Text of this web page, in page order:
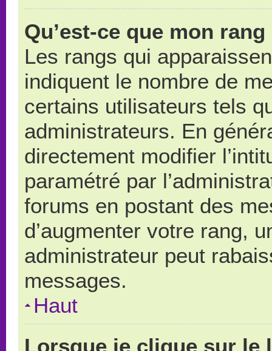
Qu’est-ce que mon
Les rangs qui
indiquent le nombre de
certains utilisateurs tels
administrateurs. En
directement modifier
paramétré par
forums en postant des
d’augmenter votre rang,
administrateur peut
messages.
Haut
Lorsque je clique sur le